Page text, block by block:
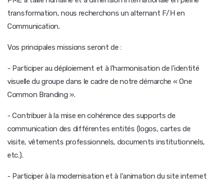
transformation, nous recherchons un alternant F/H en
Communication.
Vos principales missions seront de :
- Participer au déploiement et à l'harmonisation de l'identité
visuelle du groupe dans le cadre de notre démarche « One
Common Branding ».
- Contribuer à la mise en cohérence des supports de
communication des différentes entités (logos, cartes de
visite, vêtements professionnels, documents institutionnels,
etc.).
- Participer à la modernisation et à l'animation du site internet